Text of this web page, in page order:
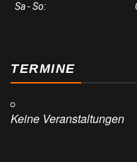
Sa - So:
TERMINE
Keine Veranstaltungen